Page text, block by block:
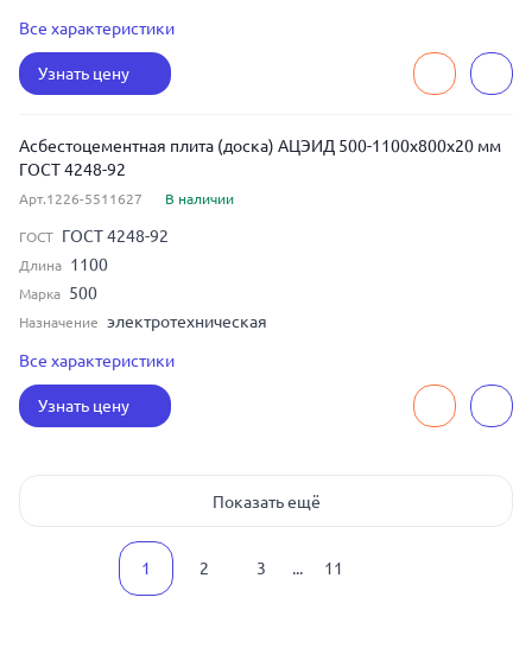
Все характеристики
Узнать цену
Асбестоцементная плита (доска) АЦЭИД 500-1100x800x20 мм
ГОСТ 4248-92
Арт.1226-5511627 В наличии
ГОСТ ГОСТ 4248-92
Длина 1100
Марка 500
Назначение электротехническая
Все характеристики
Узнать цену
Показать ещё
1 2 3 ... 11